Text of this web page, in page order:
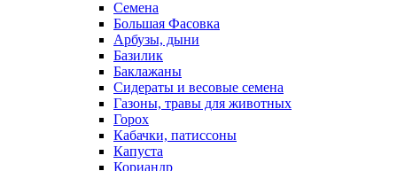
Семена
Большая Фасовка
Арбузы, дыни
Базилик
Баклажаны
Сидераты и весовые семена
Газоны, травы для животных
Горох
Кабачки, патиссоны
Капуста
Кориандр